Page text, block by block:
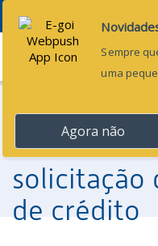
Menu
16 de janeiro de 2017
Tesouro
de
solicitação
de crédito